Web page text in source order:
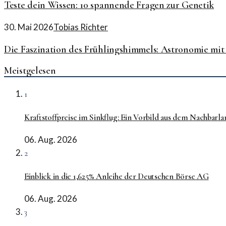
Teste dein Wissen: 10 spannende Fragen zur Genetik
30. Mai 2026Tobias Richter
Die Faszination des Frühlingshimmels: Astronomie mit
Meistgelesen
1
Kraftstoffpreise im Sinkflug: Ein Vorbild aus dem
06. Aug. 2026
2
Einblick in die 1,625% Anleihe der Deutschen Börse AG
06. Aug. 2026
3